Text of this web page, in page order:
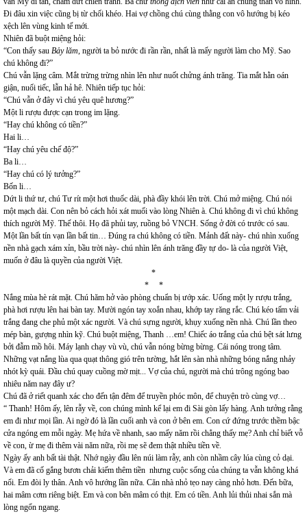
Đi đâu xin việc cũng bị từ chối khéo. Hai vợ chồng chú cùng thằng con vô hướng bị kéo
xệch lên vùng kinh tế mới.
Nhiên đã buột miệng hỏi:
“Con thấy sau Bảy lăm, người ta bỏ nước đi rần rần, nhất là mấy người làm cho Mỹ. Sao
chú không đi?”
Chú vẫn lặng câm. Mắt trừng trừng nhìn lên như nuốt chửng ánh trăng. Tia mắt hằn oán
giận, nuối tiếc, lẫn hả hê. Nhiên tiếp tục hỏi:
“Chú vẫn ở đây vì chú yêu quê hương?”
Một li rượu được cạn trong im lặng.
“Hay chú không có tiền?”
Hai li…
“Hay chú yêu chế độ?”
Ba li…
“Hay chú có lý tưởng?”
Bốn li…
Dứt li thứ tư, chú Tư rít một hơi thuốc dài, phà đầy khói lên trời. Chú mở miệng. Chú nói
một mạch dài. Con nên bỏ cách hỏi xát muối vào lòng Nhiên à. Chú không đi vì chú không
thích người Mỹ. Thế thôi. Họ đã phủi tay, ruồng bỏ VNCH. Sống ở đời có trước có sau.
Một lần bất tín vạn lần bất tin… Đúng ra chú không có tiền. Mảnh đất này- chú nhìn xuống
nền nhà gạch xám xỉn, bầu trời này- chú nhìn lên ánh trăng đầy tự do- là của người Việt,
muốn ở đâu là quyền của người Việt.
*
* *
Nắng mùa hè rát mặt. Chú hăm hở vào phòng chuẩn bị ướp xác. Uống một ly rượu trắng,
phà hơi rượu lên hai bàn tay. Mười ngón tay xoắn nhau, khớp tay răng rắc. Chú kéo tấm vải
trắng đang che phủ một xác người. Và chú sựng người, khụy xuống nền nhà. Chú lần theo
mép bàn, gượng nhìn kỹ. Chú buột miệng, Thanh …em! Chiếc áo trắng của chú bệt sát lưng
bởi đẫm mồ hôi. Máy lạnh chạy vù vù, chú vẫn nóng bừng bừng. Cái nóng trong tâm.
Những vạt nắng lùa qua quạt thông gió trên tường, hắt lên sàn nhà những bóng nắng nhảy
nhót kỳ quái. Đầu chú quay cuồng mờ mịt... Vợ của chú, người mà chú trông ngóng bao
nhiêu năm nay đây ư?
Chú đã ở riết quanh xác cho đến tận đêm để truyền phóc môn, để chuyện trò cùng vợ…
“ Thanh! Hôm ấy, lên rẫy về, con chúng mình kể lại em đi Sài gòn lấy hàng. Anh tưởng rằng
em đi như mọi lần. Ai ngờ đó là lần cuối anh và con ở bên em. Con cứ đứng trước thềm bậc
cửa ngóng em mỗi ngày. Mẹ hứa về nhanh, sao mấy năm rồi chẳng thấy mẹ? Anh chỉ biết vỗ
về con, ừ mẹ đi thêm vài năm nữa, rồi mẹ sẽ đem thật nhiều tiền về.
Ngày ấy anh bất tài thật. Nhớ ngày đầu lên núi làm rẫy, anh còn nhầm cây lúa cùng cỏ dại.
Và em đã cố gắng bươn chải kiếm thêm tiền nhưng cuộc sống của chúng ta vẫn không khá
nổi. Em đòi ly thân. Anh vô hướng lần nữa. Căn nhà nhỏ tẹo nay càng nhỏ hơn. Đến bữa,
hai mâm cơm riêng biệt. Em và con bên mâm có thịt. Em có tiền. Anh lủi thủi nhai sắn mà
lòng ngổn ngang.